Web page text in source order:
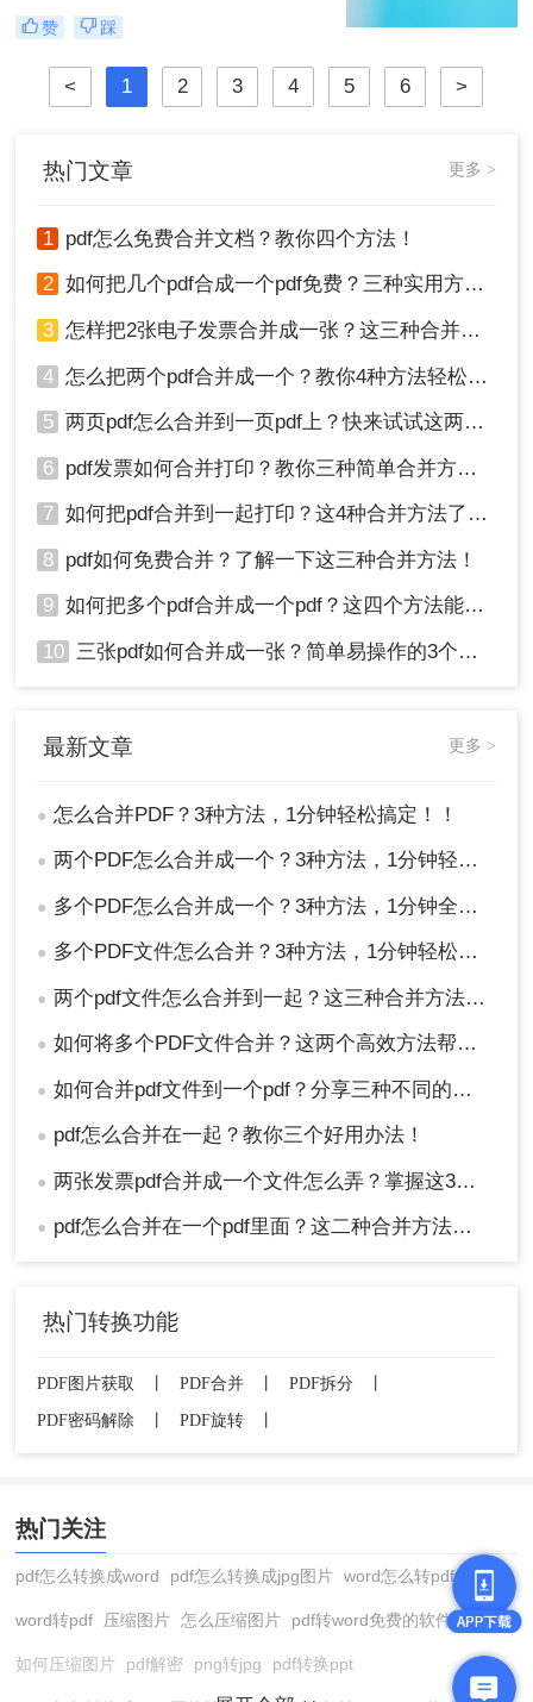
以便于管理、查阅和分享。那么如何
把两个pdf合并成一个呢？本文将介绍
三种常用的PDF合并方法。
赞 踩
< 1 2 3 4 5 6 >
热门文章 更多 >
1 pdf怎么免费合并文档？教你四个方法！
2 如何把几个pdf合成一个pdf免费？三种实用方法分享！
3 怎样把2张电子发票合并成一张？这三种合并方法学习一下!
4 怎么把两个pdf合并成一个？教你4种方法轻松完成合并！
5 两页pdf怎么合并到一页pdf上？快来试试这两种方法吧！
6 pdf发票如何合并打印？教你三种简单合并方法！
7 如何把pdf合并到一起打印？这4种合并方法了解一下！
8 pdf如何免费合并？了解一下这三种合并方法！
9 如何把多个pdf合并成一个pdf？这四个方法能帮助大家！
10 三张pdf如何合并成一张？简单易操作的3个方法！
最新文章 更多 >
● 怎么合并PDF？3种方法，1分钟轻松搞定！！
● 两个PDF怎么合并成一个？3种方法，1分钟轻松搞定！
● 多个PDF怎么合并成一个？3种方法，1分钟全搞定！！
● 多个PDF文件怎么合并？3种方法，1分钟轻松搞定！!
● 两个pdf文件怎么合并到一起？这三种合并方法超实用！
● 如何将多个PDF文件合并？这两个高效方法帮你解决！
● 如何合并pdf文件到一个pdf？分享三种不同的方法来帮助您轻松合并！
● pdf怎么合并在一起？教你三个好用办法！
● 两张发票pdf合并成一个文件怎么弄？掌握这3种方法轻松合并！
● pdf怎么合并在一个pdf里面？这二种合并方法了解下！
热门转换功能
PDF图片获取 PDF合并 PDF拆分
PDF密码解除
PDF旋转
热门关注
pdf怎么转换成word pdf怎么转换成jpg图片 word怎么转pdf
word转pdf 压缩图片 怎么压缩图片 pdf转word免费的软件
如何压缩图片 pdf解密 png转jpg pdf转换ppt